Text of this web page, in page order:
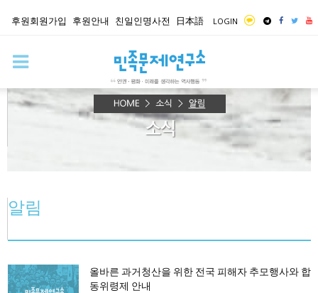
후원회원가입 후원안내 친일인명사전 日本語 LOGIN
알림
올바른 과거청산을 위한 전국 피해자 추모행사와 합
동위령제 안내